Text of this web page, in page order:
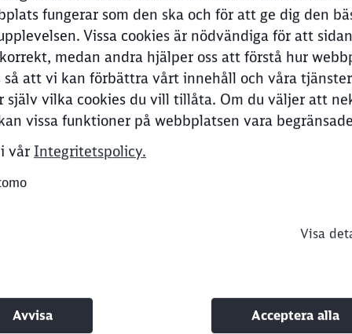
Ring tillbaka
fungerar som den ska och för att ge dig den
Vissa cookies är nödvändiga för att
medan andra hjälper oss att förstå hur
så att vi kan förbättra vårt innehåll och våra
själv vilka cookies du vill tillåta. Om du väljer att
vissa funktioner på webbplatsen vara
vår Integritetspolicy.
Visa
Avvisa Acceptera alla
Close
Would you like to be forwarded to?